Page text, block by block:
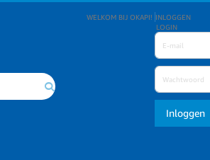
WELKOM BIJ OKAPI! INLOGGEN
LOGIN
Inloggen